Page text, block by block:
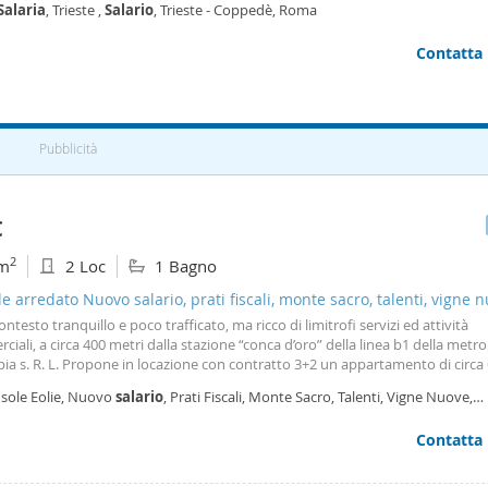
negozi e servizi pubblici. Desiderate
, Trieste ,Salario, Trieste - Coppedè, Roma
Contatta
Pubblicità
2 2 Loc 1 Bagno
arredato Nuovo salario, prati fiscali, monte sacro, talenti, vigne
tranquillo e poco trafficato, ma ricco di limitrofi servizi ed attività
a circa 400 metri dalla stazione “conca d’oro” della linea b1 della
s. R. L. Propone in locazione con contratto 3+2 un appartamento di circa
L’appartamento
Eolie, Nuovo salario, Prati Fiscali, Monte Sacro, Talenti, Vigne Nuove,
Contatta